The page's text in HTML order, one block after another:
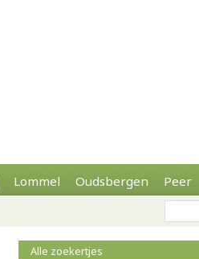
Lommel Oudsbergen Peer
Alle zoekertjes